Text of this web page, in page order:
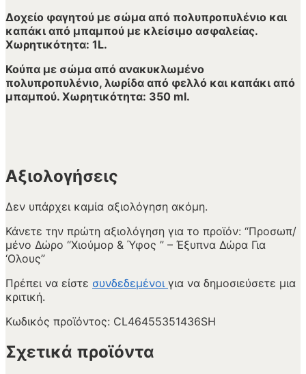
Δοχείο φαγητού με σώμα από πολυπροπυλένιο και
καπάκι από μπαμπού με κλείσιμο ασφαλείας.
Χωρητικότητα: 1L.
Κούπα με σώμα από ανακυκλωμένο
πολυπροπυλένιο, λωρίδα από φελλό και καπάκι από
μπαμπού. Χωρητικότητα: 350 ml.
Αξιολογήσεις
Δεν υπάρχει καμία αξιολόγηση ακόμη.
Κάνετε την πρώτη αξιολόγηση για το προϊόν: “Προσωπ/
μένο Δώρο “Χιούμορ & Ύφος ” – Έξυπνα Δώρα Για
‘Ολους”
Πρέπει να είστε συνδεδεμένοι για να δημοσιεύσετε μια
κριτική.
Κωδικός προϊόντος: CL46455351436SH
Σχετικά προϊόντα